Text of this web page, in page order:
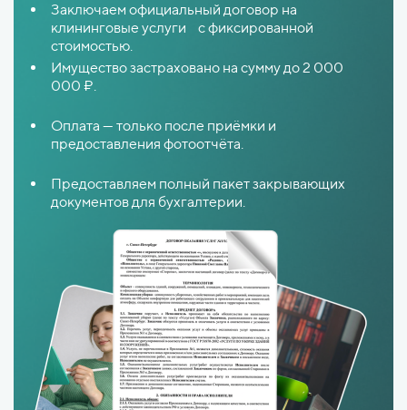
Заключаем официальный договор на
клининговые услуги с фиксированной
стоимостью.
Имущество застраховано на сумму до 2 000
000 ₽.
Оплата — только после приёмки и
предоставления фотоотчёта.
Предоставляем полный пакет закрывающих
документов для бухгалтерии.